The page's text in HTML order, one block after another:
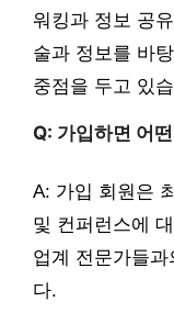
워킹과 정보 공
술과 정보를 바
중점을 두고 있
Q: 가입하면 어
A: 가입 회원은
및 컨퍼런스에
업계 전문가들
다.